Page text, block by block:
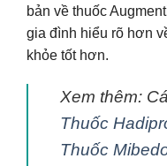
bản về thuốc
gia đình hiểu rõ hơn
khỏe tốt hơn.
Xem thêm:
Thuốc
Thuốc